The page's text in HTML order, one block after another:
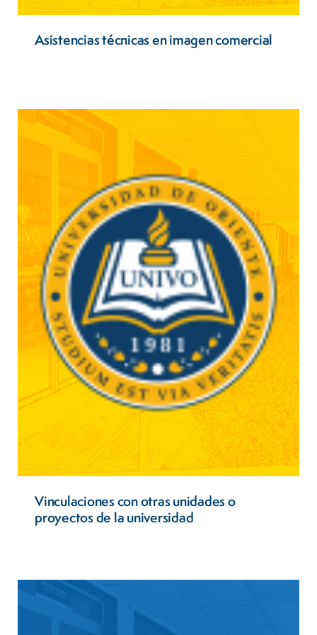
Asistencias técnicas en imagen comercial
Vinculaciones con otras unidades o
proyectos de la universidad